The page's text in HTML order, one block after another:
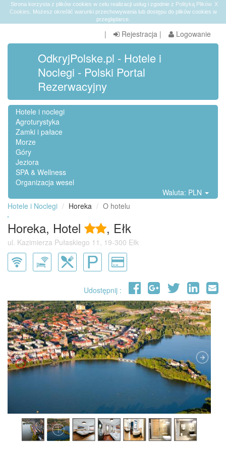
X
Strona korzysta z plików cookies w celu realizacji usług i zgodnie z Polityką Plików
Cookies . Możesz określić warunki przechowywania lub dostępu do plików cookies w
przeglądarce.
| Rejestracja | Logowanie
OdkryjPolske.pl - Hotele i
Noclegi - Polski Portal
Rezerwacyjny
Hotele i noclegi
Agroturystyka
Zamki i pałace
Morze
Góry
Jeziora
SPA & Wellness
Organizacja wesel
Waluta: PLN
Hotele i Noclegi
Horeka O hotelu
Horeka, Hotel , Ełk
ul. Kazimierza Pułaskiego 11, 19-300 Ełk
Udostępnij :